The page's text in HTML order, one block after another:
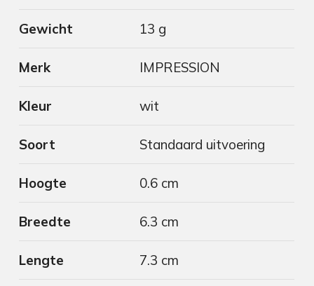
Gewicht 13 g
Merk IMPRESSION
Kleur wit
Soort Standaard uitvoering
Hoogte 0.6 cm
Breedte 6.3 cm
Lengte 7.3 cm